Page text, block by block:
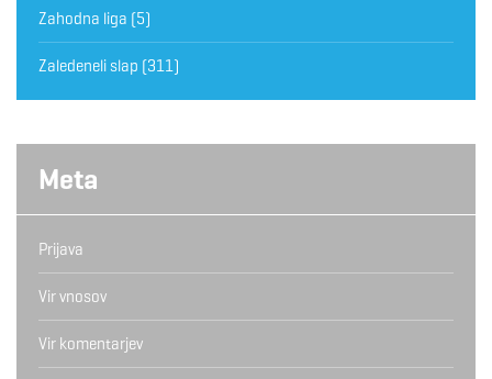
Zahodna liga (5)
Zaledeneli slap (311)
Meta
Prijava
Vir vnosov
Vir komentarjev